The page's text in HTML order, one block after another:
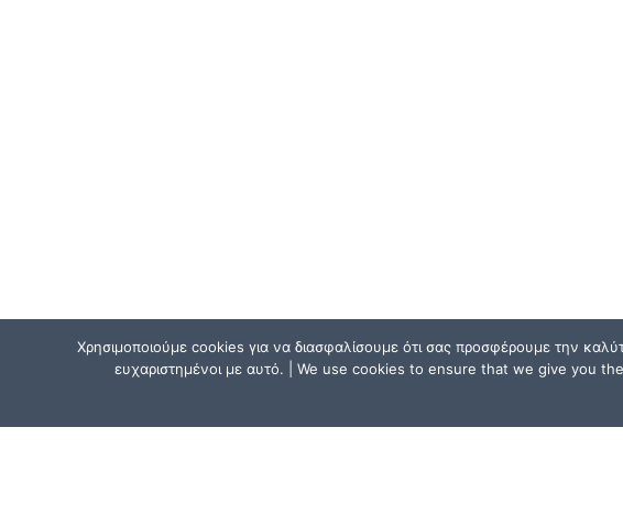
Χρησιμοποιούμε cookies για να διασφαλίσουμε ότι σας προσφέρουμε την
ευχαριστημένοι με αυτό. | We use cookies to ensure that we give